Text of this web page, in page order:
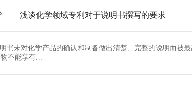
——浅谈化学领域专利对于说明书撰写的要求
书未对化学产品的确认和制备做出清楚、完整的说明而
不能享有...